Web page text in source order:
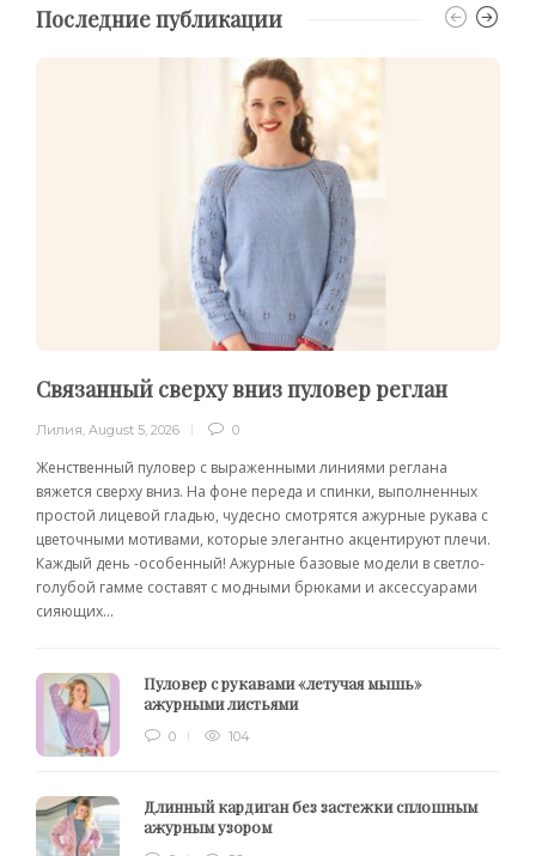
Последние публикации
Связанный сверху вниз пуловер реглан
Лилия August 5, 2026 0
Женственный пуловер с выраженными линиями реглана
вяжется сверху вниз. На фоне переда и спинки, выполненных
простой лицевой гладью, чудесно смотрятся ажурные рукава с
цветочными мотивами, которые элегантно акцентируют плечи.
Каждый день -особенный! Ажурные базовые модели в светло-
голубой гамме составят с модными брюками и аксессуарами
сияющих...
Пуловер с рукавами «летучая мышь»
ажурными листьями
0 104
Длинный кардиган без застежки сплошным
ажурным узором